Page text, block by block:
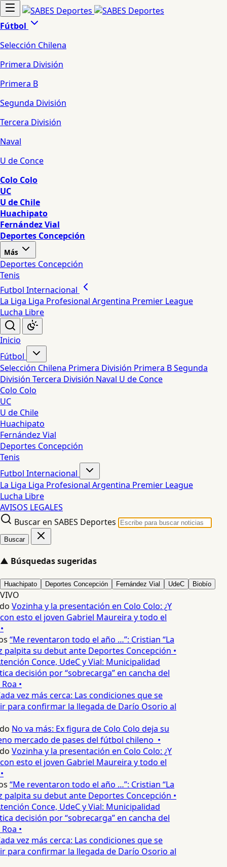
Fútbol
Selección Chilena
Primera División
Primera B
Segunda División
Tercera División
Naval
U de Conce
Colo Colo
UC
U de Chile
Huachipato
Fernández Vial
Deportes Concepción
Más
Deportes Concepción
Tenis
Futbol Internacional
La Liga Liga Profesional Argentina Premier League
Lucha Libre
Inicio
Fútbol
Selección Chilena Primera División Primera BSegunda
División Tercera División Naval U de Conce
Colo Colo
UC
U de Chile
Huachipato
Fernández Vial
Deportes Concepción
Tenis
Futbol Internacional
La Liga Liga Profesional Argentina Premier League
Lucha Libre
AVISOS LEGALES
Buscar en SABES Deportes
Buscar
▲ Búsquedas sugeridas
Huachipato Deportes Concepción Fernández Vial UdeC Biobío
VIVO
Vozinha y la presentación en Colo Colo: ¿Y
esto el joven Gabriel Maureira y todo el
“Me reventaron todo el año …”: Cristian “La
palpita su debut ante Deportes Concepción •
Conce, UdeC y Vial: Municipalidad
decisión por “sobrecarga” en cancha del
•
vez más cerca: Las condiciones que se
para confirmar la llegada de Darío Osorio al
No va más: Ex figura de Colo Colo deja su
mercado de pases del fútbol chileno •
Vozinha y la presentación en Colo Colo: ¿Y
esto el joven Gabriel Maureira y todo el
“Me reventaron todo el año …”: Cristian “La
palpita su debut ante Deportes Concepción •
Conce, UdeC y Vial: Municipalidad
decisión por “sobrecarga” en cancha del
•
vez más cerca: Las condiciones que se
para confirmar la llegada de Darío Osorio al